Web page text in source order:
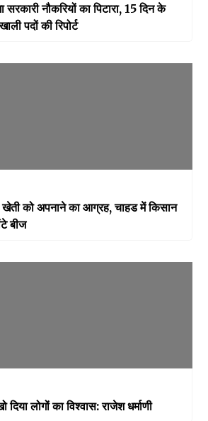
नौकरियों का पिटारा, 15 दिन के
पदों की रिपोर्ट
को अपनाने का आग्रह, चाहड में किसान
बीज
लोगों का विश्वास: राजेश धर्माणी